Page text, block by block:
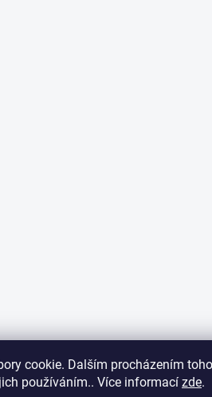
cookie. Dalším procházením
používáním.. Více informací zde.